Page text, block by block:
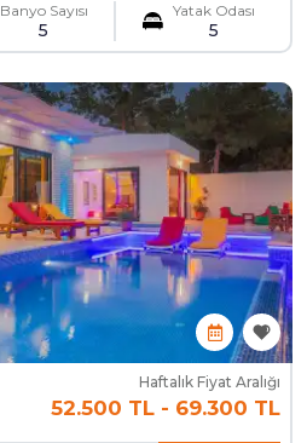
Banyo Sayısı
5
Yatak Odası
5
Haftalık Fiyat Aralığı
52.500 TL - 69.300 TL